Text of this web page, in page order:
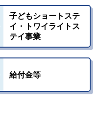
子どもショートステ
イ・トワイライトス
テイ事業
給付金等